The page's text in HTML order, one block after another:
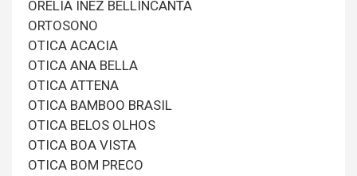
ORELIA INEZ BELLINCANTA
ORTOSONO
OTICA ACACIA
OTICA ANA BELLA
OTICA ATTENA
OTICA BAMBOO BRASIL
OTICA BELOS OLHOS
OTICA BOA VISTA
OTICA BOM PRECO